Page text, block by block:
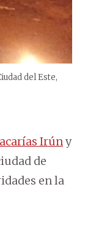
del Este,
Irúny
de
en la